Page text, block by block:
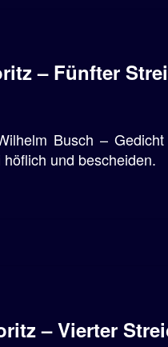
– Fünfter
Busch –
und bescheiden.
– Vierter